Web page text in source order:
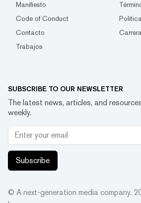
Manifiesto
Code of Conduct
Contacto
Trabajos
SUBSCRIBE TO OUR NEWSLETTER
The latest news, articles, and
weekly.
Subscribe
© A next-generation media company.